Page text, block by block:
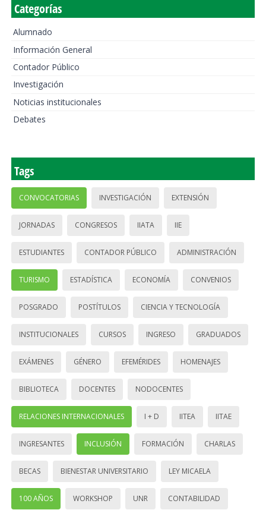
Categorías
Alumnado
Información General
Contador Público
Investigación
Noticias institucionales
Debates
Tags
CONVOCATORIAS INVESTIGACIÓN EXTENSIÓN
JORNADAS CONGRESOS IIATA IIE
ESTUDIANTES CONTADOR PÚBLICO ADMINISTRACIÓN
TURISMO ESTADÍSTICA ECONOMÍA CONVENIOS
POSGRADO POSTÍTULOS CIENCIA Y TECNOLOGÍA
INSTITUCIONALES CURSOS INGRESO GRADUADOS
EXÁMENES GÉNERO EFEMÉRIDES HOMENAJES
BIBLIOTECA DOCENTES NODOCENTES
RELACIONES INTERNACIONALES I + D IITEA IITAE
INGRESANTES INCLUSIÓN FORMACIÓN CHARLAS
BECAS BIENESTAR UNIVERSITARIO LEY MICAELA
100 AÑOS WORKSHOP UNR CONTABILIDAD